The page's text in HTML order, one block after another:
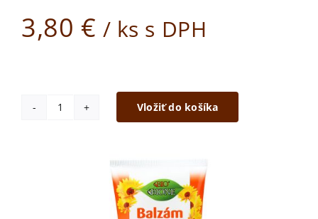
3,80 € / ks s DPH
množstvo
Vložiť do košíka